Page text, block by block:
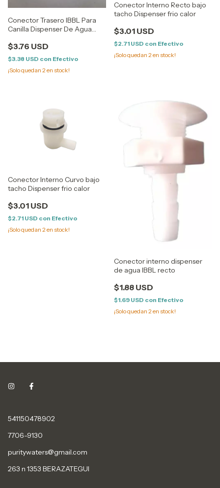
Conector Trasero IBBL Para
Canilla Dispenser De Agua
$3.76 USD
$3.38 USD con Efectivo
¡Solo quedan 2 en stock!
Conector Interno Recto bajo
tacho Dispenser frio calor
$3.01 USD
$2.71 USD con Efectivo
¡Solo quedan 2en stock!
Conector Interno Curvo bajo
tacho Dispenser frio calor
$3.01 USD
$2.71 USD con Efectivo
¡Solo quedan 2en stock!
Conector interno dispenser
de agua IBBL recto
$1.88 USD
$1.69 USD con Efectivo
¡Solo quedan 2 en stock!
541150478902
7706-9130
puritywaters@gmail.com
263 n 1353 BERAZATEGUI